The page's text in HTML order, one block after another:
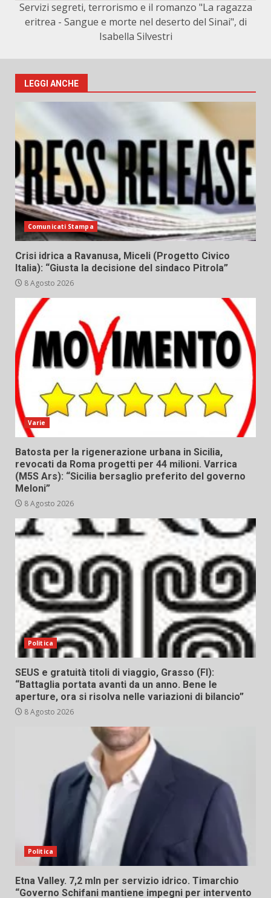
Servizi segreti, terrorismo e il romanzo "La ragazza
eritrea - Sangue e morte nel deserto del Sinai", di
Isabella Silvestri
LEGGI ANCHE
Comunicati Stampa
Crisi idrica a Ravanusa, Miceli (Progetto Civico
Italia): “Giusta la decisione del sindaco Pitrola”
8 Agosto 2026
Varie
Batosta per la rigenerazione urbana in Sicilia,
revocati da Roma progetti per 44 milioni. Varrica
(M5S Ars): “Sicilia bersaglio preferito del governo
Meloni”
8 Agosto 2026
Politica
SEUS e gratuità titoli di viaggio, Grasso (FI):
“Battaglia portata avanti da un anno. Bene le
aperture, ora si risolva nelle variazioni di bilancio”
8 Agosto 2026
Politica
Etna Valley. 7,2 mln per servizio idrico. Timarchio
“Governo Schifani mantiene impegni per intervento